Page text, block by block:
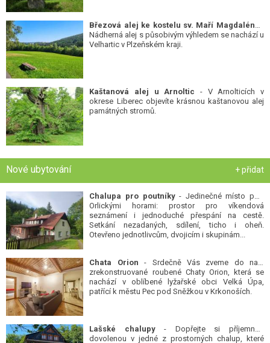
Nádherná alej s působivým výhledem se nachází u
Velhartic v Plzeňském kraji.
Kaštanová alej u Arnoltic - V Arnolticích v
okrese Liberec objevíte krásnou kaštanovou alej
památných stromů.
Nové ubytování + přidat
Chalupa pro poutníky- Jedinečné místo pod
Orlickými horami: prostor pro víkendová
seznámení i jednoduché přespání na cestě.
Setkání nezadaných, sdílení, ticho i oheň.
Otevřeno jednotlivcům, dvojicím i skupinám...
Chata Orion - Srdečně Vás zveme do naší
zrekonstruované roubené Chaty Orion, která se
nachází v oblíbené lyžařské obci Velká Úpa,
patřící k městu Pec pod Sněžkou v Krkonoších.
Lašské chalupy- Dopřejte si příjemnou
dovolenou v jedné z prostorných chalup, které